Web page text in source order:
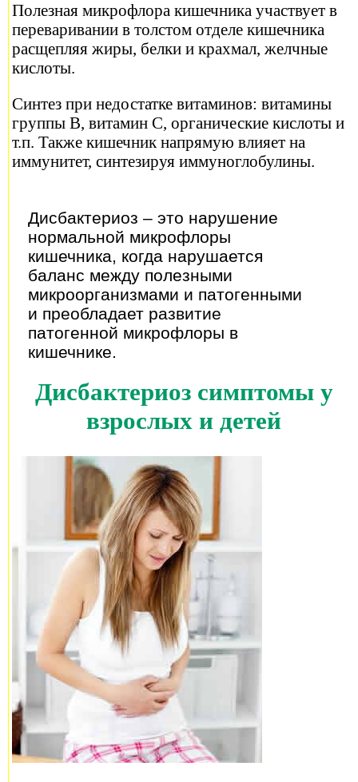
Полезная микрофлора кишечника участвует в
переваривании в толстом отделе кишечника
расщепляя жиры, белки и крахмал, желчные
кислоты.
Синтез при недостатке витаминов: витамины
группы B, витамин С, органические кислоты и
т.п. Также кишечник напрямую влияет на
иммунитет, синтезируя иммуноглобулины.
Дисбактериоз – это нарушение
нормальной микрофлоры
кишечника, когда нарушается
баланс между полезными
микроорганизмами и патогенными
и преобладает развитие
патогенной микрофлоры в
кишечнике.
Дисбактериоз симптомы у
взрослых и детей